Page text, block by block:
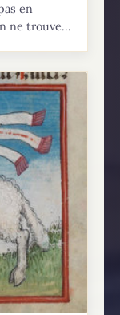
en
ne trouve...